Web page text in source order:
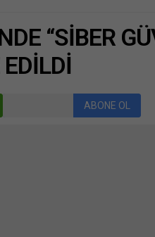
“SİBER
ABONE OL